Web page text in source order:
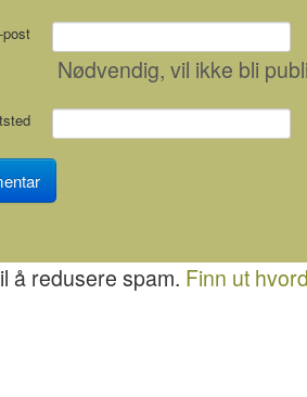
post
Nødvendig, vil ikke bli
å redusere spam. Finn ut